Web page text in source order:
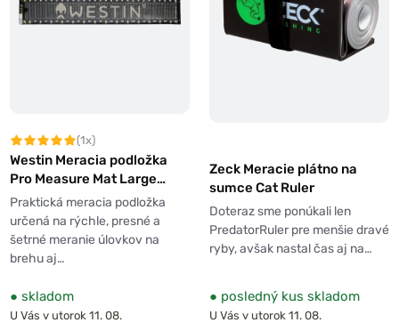
(1x)
Westin Meracia podložka
Pro Measure Mat Large
140cm
Praktická meracia podložka
určená na rýchle, presné a
šetrné meranie úlovkov na
brehu aj…
● skladom
U Vás v utorok 11. 08.
Zeck Meracie plátno na
sumce Cat Ruler
Doteraz sme ponúkali len
PredatorRuler pre menšie dravé
ryby, avšak nastal čas aj na…
● posledný kus skladom
U Vás v utorok 11. 08.